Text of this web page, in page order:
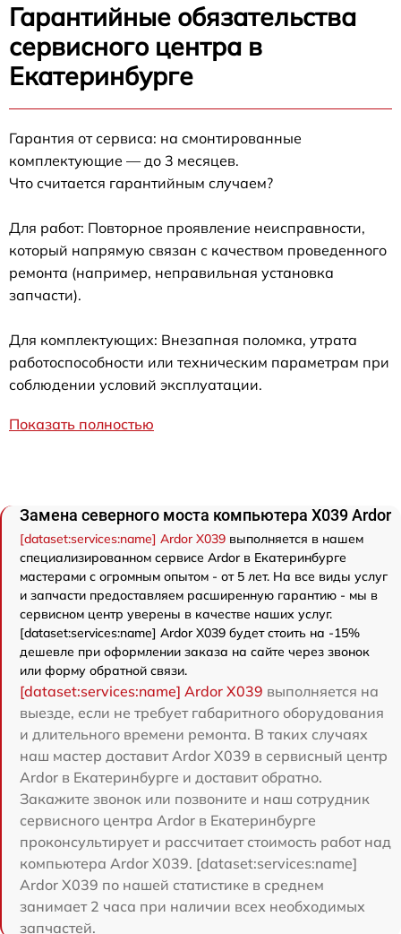
Гарантийные обязательства
сервисного центра в
Екатеринбурге
Гарантия от сервиса: на смонтированные
комплектующие — до 3 месяцев.
Что считается гарантийным случаем?
Для работ: Повторное проявление неисправности,
который напрямую связан с качеством проведенного
ремонта (например, неправильная установка
запчасти).
Для комплектующих: Внезапная поломка, утрата
работоспособности или техническим параметрам при
соблюдении условий эксплуатации.
Показать полностью
Замена северного моста компьютера X039 Ardor
[dataset:services:name] Ardor X039 выполняется в нашем
специализированном сервисе Ardor в Екатеринбурге
мастерами с огромным опытом - от 5 лет. На все виды услуг
и запчасти предоставляем расширенную гарантию - мы в
сервисном центр уверены в качестве наших услуг.
[dataset:services:name] Ardor X039 будет стоить на -15%
дешевле при оформлении заказа на сайте через звонок
или форму обратной связи.
[dataset:services:name] Ardor X039 выполняется на
выезде, если не требует габаритного оборудования
и длительного времени ремонта. В таких случаях
наш мастер доставит Ardor X039 в сервисный центр
Ardor в Екатеринбурге и доставит обратно.
Закажите звонок или позвоните и наш сотрудник
сервисного центра Ardor в Екатеринбурге
проконсультирует и рассчитает стоимость работ над
компьютера Ardor X039. [dataset:services:name]
Ardor X039 по нашей статистике в среднем
занимает 2 часа при наличии всех необходимых
запчастей.